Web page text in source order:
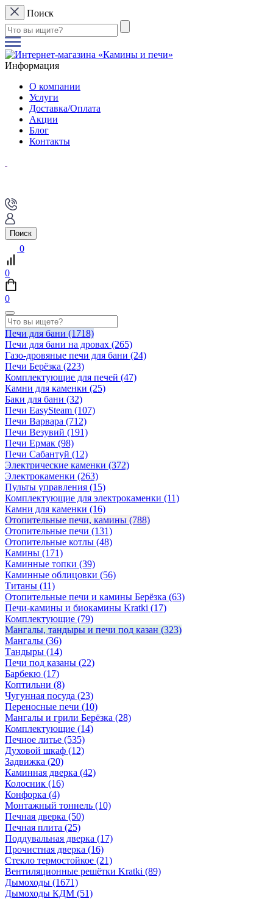
Поиск
Информация
О компании
Услуги
Доставка/Оплата
Акции
Блог
Контакты
Поиск
0
0
0
Печи для бани (1718)
Печи для бани на дровах (265)
Газо-дровяные печи для бани (24)
Печи Берёзка (223)
Комплектующие для печей (47)
Камни для каменки (25)
Баки для бани (32)
Печи EasySteam (107)
Печи Варвара (712)
Печи Везувий (191)
Печи Ермак (98)
Печи Сабантуй (12)
Электрические каменки (372)
Электрокаменки (263)
Пульты управления (15)
Комплектующие для электрокаменки (11)
Камни для каменки (16)
Отопительные печи, камины (788)
Отопительные печи (131)
Отопительные котлы (48)
Камины (171)
Каминные топки (39)
Каминные облицовки (56)
Титаны (11)
Отопительные печи и камины Берёзка (63)
Печи-камины и биокамины Kratki (17)
Комплектующие (79)
Мангалы, тандыры и печи под казан (323)
Мангалы (36)
Тандыры (14)
Печи под казаны (22)
Барбекю (17)
Коптильни (8)
Чугунная посуда (23)
Переносные печи (10)
Мангалы и грили Берёзка (28)
Комплектующие (14)
Печное литье (535)
Духовой шкаф (12)
Задвижка (20)
Каминная дверка (42)
Колосник (16)
Конфорка (4)
Монтажный тоннель (10)
Печная дверка (50)
Печная плита (25)
Поддувальная дверка (17)
Прочистная дверка (16)
Стекло термостойкое (21)
Вентиляционные решётки Kratki (89)
Дымоходы (1671)
Дымоходы КДМ (51)